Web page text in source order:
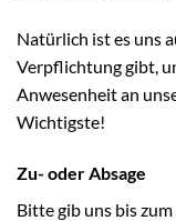
Natürlich ist es uns
Verpflichtung gibt,
Anwesenheit an
Wichtigste!
Zu- oder Absage
Bitte gib uns bis